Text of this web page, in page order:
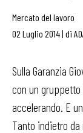
Mercato del lavoro
02 Luglio 2014| di
Sulla Garanzia
con un
accelerando. E
Tanto indietro